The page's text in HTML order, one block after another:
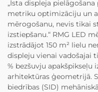
„Īsta displeja
metriku optimizāciju un
mērogošanu, nevis tikai
izstiepšanu.“ RMG LED
izstrādājot 150 m² lielu
displeju vienai vadošajai
% bezšuvju apakšpikseļu
arhitektūras ģeometrijā.
biedrības (SID)